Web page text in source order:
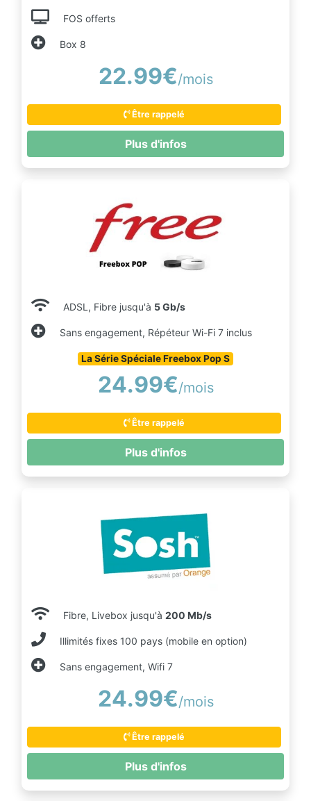
FOS offerts
Box 8
22.99€/mois
Être rappelé
Plus d'infos
ADSL, Fibre jusqu'à 5 Gb/s
Sans engagement, Répéteur Wi-Fi 7 inclus
La Série Spéciale Freebox Pop S
24.99€/mois
Être rappelé
Plus d'infos
Fibre, Livebox jusqu'à 200 Mb/s
Illimités fixes 100 pays (mobile en option)
Sans engagement, Wifi 7
24.99€/mois
Être rappelé
Plus d'infos